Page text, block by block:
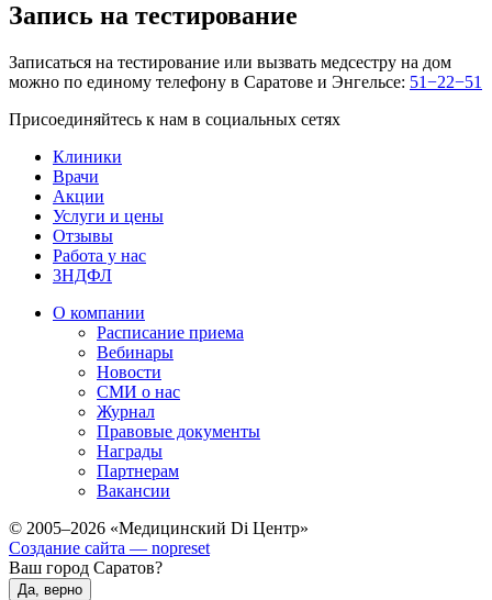
Запись на тестирование
Записаться на тестирование или вызвать медсестру на дом
можно по единому телефону в Саратове и Энгельсе: 51−22−51
Присоединяйтесь к нам в социальных сетях
Клиники
Врачи
Акции
Услуги и цены
Отзывы
Работа у нас
3НДФЛ
О компании
Расписание приема
Вебинары
Новости
СМИ о нас
Журнал
Правовые документы
Награды
Партнерам
Вакансии
© 2005–2026 «Медицинский Di Центр»
Создание сайта — nopreset
Ваш город Саратов?
Да, верно